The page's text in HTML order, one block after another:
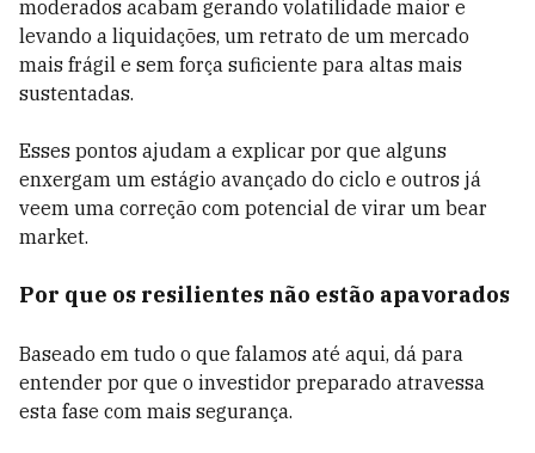
moderados acabam gerando volatilidade maior e
levando a liquidações, um retrato de um mercado
mais frágil e sem força suficiente para altas mais
sustentadas.
Esses pontos ajudam a explicar por que alguns
enxergam um estágio avançado do ciclo e outros já
veem uma correção com potencial de virar um bear
market.
Por que os resilientes não estão apavorados
Baseado em tudo o que falamos até aqui, dá para
entender por que o investidor preparado atravessa
esta fase com mais segurança.